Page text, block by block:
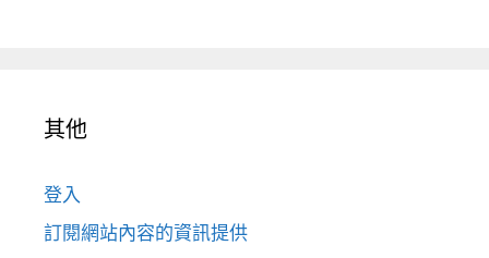
其他
登入
訂閱網站內容的資訊提供